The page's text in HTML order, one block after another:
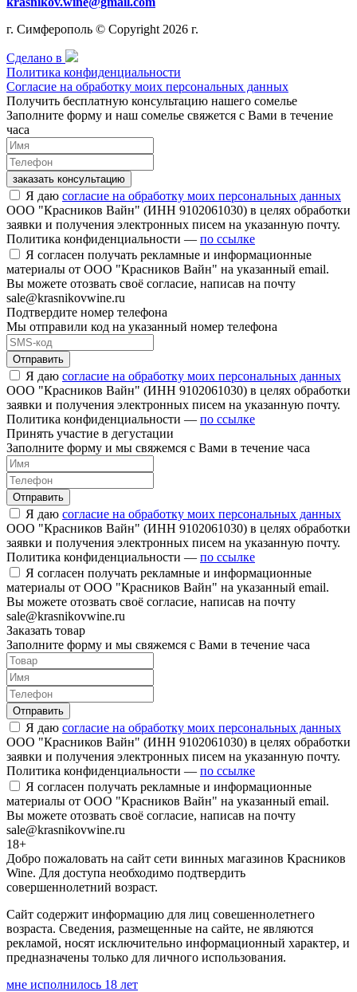
г. Симферополь © Copyright 2026 г.
Сделано в
Политика конфиденциальности
Согласие на обработку моих персональных данных
Получить бесплатную консультацию нашего сомелье
Заполните форму и наш сомелье свяжется с Вами в течение
часа
заказать консультацию
Я даю согласие на обработку моих персональных данных
ООО "Красников Вайн" (ИНН 9102061030) в целях обработки
заявки и получения электронных писем на указанную почту.
Политика конфиденциальности — по ссылке
Я согласен получать рекламные и информационные
материалы от ООО "Красников Вайн" на указанный email.
Вы можете отозвать своё согласие, написав на почту
sale@krasnikovwine.ru
Подтвердите номер телефона
Мы отправили код на указанный номер телефона
Отправить
Я даю согласие на обработку моих персональных данных
ООО "Красников Вайн" (ИНН 9102061030) в целях обработки
заявки и получения электронных писем на указанную почту.
Политика конфиденциальности — по ссылке
Принять участие в дегустации
Заполните форму и мы свяжемся с Вами в течение часа
Отправить
Я даю согласие на обработку моих персональных данных
ООО "Красников Вайн" (ИНН 9102061030) в целях обработки
заявки и получения электронных писем на указанную почту.
Политика конфиденциальности — по ссылке
Я согласен получать рекламные и информационные
материалы от ООО "Красников Вайн" на указанный email.
Вы можете отозвать своё согласие, написав на почту
sale@krasnikovwine.ru
Заказать товар
Заполните форму и мы свяжемся с Вами в течение часа
Отправить
Я даю согласие на обработку моих персональных данных
ООО "Красников Вайн" (ИНН 9102061030) в целях обработки
заявки и получения электронных писем на указанную почту.
Политика конфиденциальности — по ссылке
Я согласен получать рекламные и информационные
материалы от ООО "Красников Вайн" на указанный email.
Вы можете отозвать своё согласие, написав на почту
sale@krasnikovwine.ru
18+
Добро пожаловать на сайт сети винных магазинов Красников
Wine. Для доступа необходимо подтвердить
совершеннолетний возраст.
Сайт содержит информацию для лиц совешеннолетнего
возраста. Сведения, размещенные на сайте, не являются
рекламой, носят исключительно информационный характер, и
предназначены только для личного использования.
мне исполнилось 18 лет